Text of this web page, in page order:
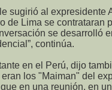
sugirió al expresidente
de Lima se contrataran
se desarrolló
continúa.
en el Perú, dijo
los "Maiman" del
en una reunión, en